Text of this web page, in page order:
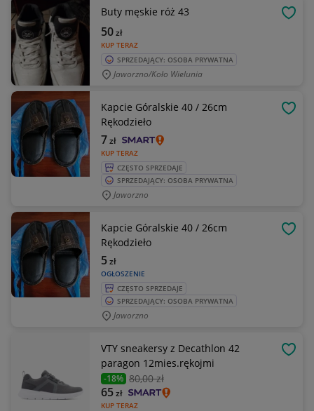
Buty męskie róż 43
KUP TERAZ
50zł
SPRZEDAJĄCY: OSOBA PRYWATNA
Jaworzno/koło Wielunia
Kapcie Góralskie 40 / 26cm
Rękodzieło
KUP TERAZ
7zł
CZĘSTO SPRZEDAJE
SPRZEDAJĄCY: OSOBA PRYWATNA
Jaworzno
Kapcie Góralskie 40 / 26cm
Rękodzieło
OGŁOSZENIE
5zł
CZĘSTO SPRZEDAJE
SPRZEDAJĄCY: OSOBA PRYWATNA
Jaworzno
VTY sneakersy z Decathlon 42
paragon 12mies.rękojmi
-18% 80,00 zł
KUP TERAZ
65zł